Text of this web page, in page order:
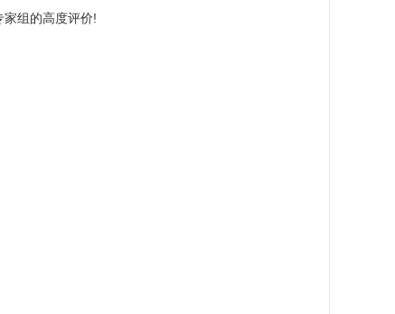
家组的高度评价!